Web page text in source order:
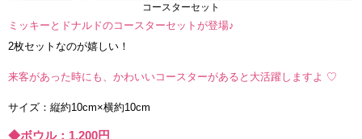
コースターセット
ミッキーとドナルドのコースターセットが登場♪
2枚セットなのが嬉しい！
来客があった時にも、かわいいコースターがあると大活躍しますよ ♡
サイズ：縦約10cm×横約10cm
◆ボウル：1,200円